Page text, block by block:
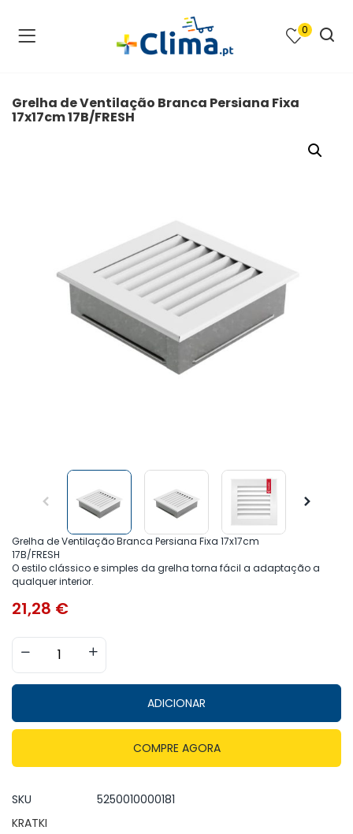
0
Grelha de Ventilação Branca Persiana Fixa
17x17cm 17B/FRESH
Grelha de Ventilação Branca Persiana Fixa 17x17cm
17B/FRESH
O estilo clássico e simples da grelha torna fácil a adaptação a
qualquer interior.
21,28 €
ADICIONAR
COMPRE AGORA
SKU
5250010000181
KRATKI